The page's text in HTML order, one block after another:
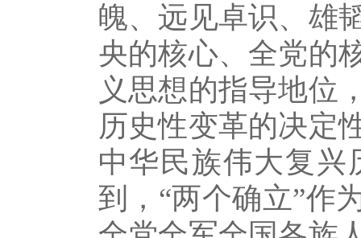
魄、远见卓识、雄
央的核心、全党的
义思想的指导地位
历史性变革的决定
中华民族伟大复兴
到，“两个确立”作